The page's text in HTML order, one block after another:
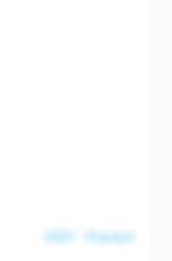
2021 - Present